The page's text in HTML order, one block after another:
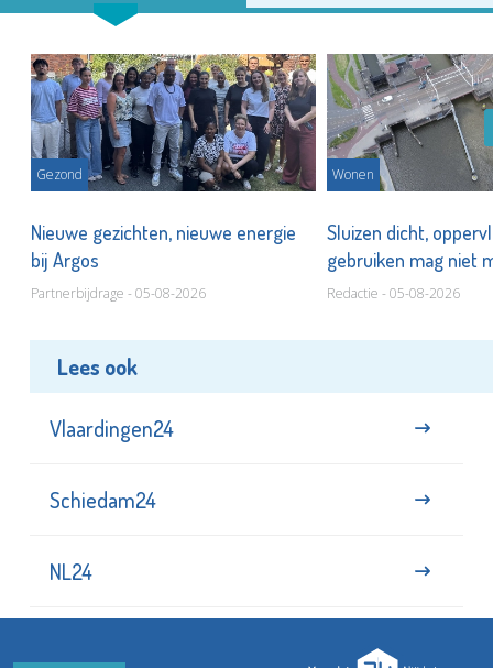
Gezond
Nieuwe gezichten, nieuwe energie
bij Argos
Partnerbijdrage - 05-08-2026
Wonen
Sluizen dicht,
gebruiken mag niet
Redactie - 05-08-2026
Lees ook
Vlaardingen24
Schiedam24
NL24